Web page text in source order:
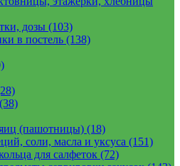
дозы (103)
в постель (138)
(пашотницы) (18)
соли, масла и уксуса (151)
для салфеток (72)